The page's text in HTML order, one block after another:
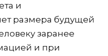
и
размера будущей
заранее
и при